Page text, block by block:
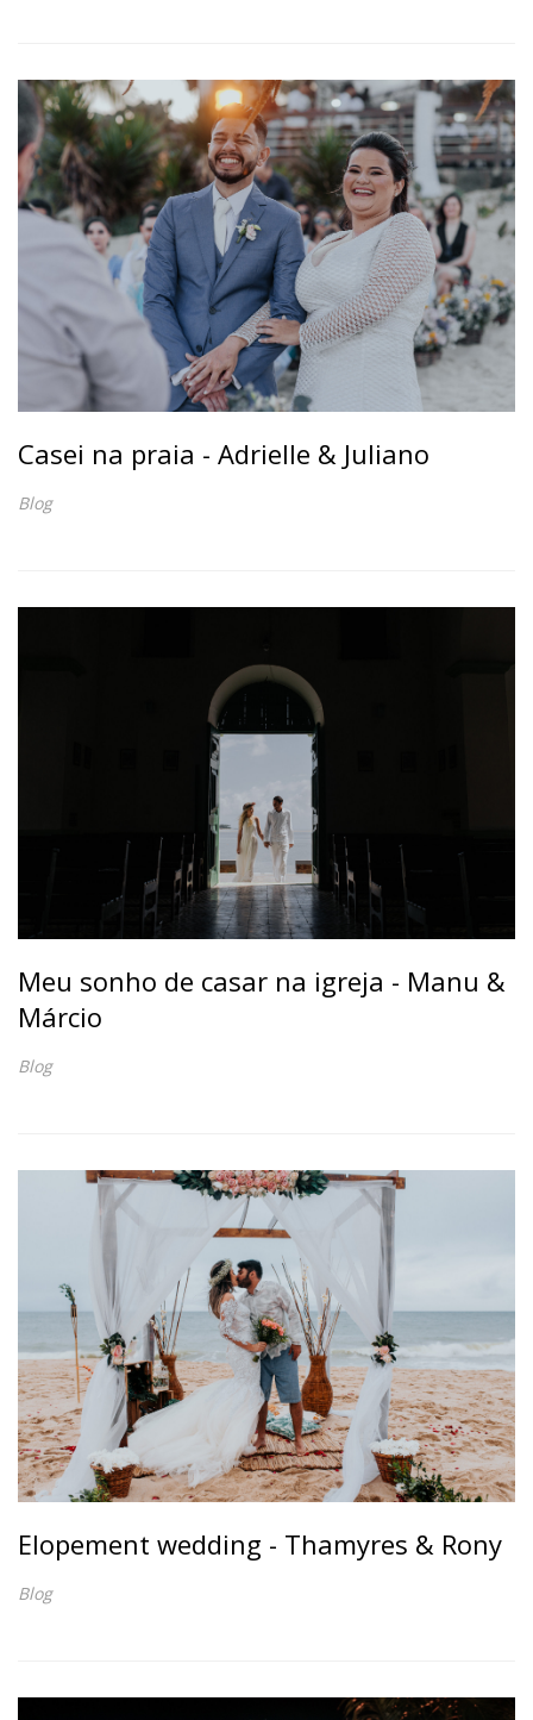
Casei na praia - Adrielle & Juliano
Blog
Meu sonho de casar na igreja - Manu &
Márcio
Blog
Elopement wedding - Thamyres & Rony
Blog